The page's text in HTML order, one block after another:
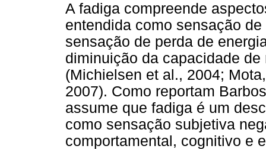
A fadiga compreende
entendida como sensação
sensação de perda de
diminuição da capacidade
(Michielsen et al., 2004;
2007). Como reportam
assume que fadiga é um
como sensação subjetiva
comportamental, cognitivo e